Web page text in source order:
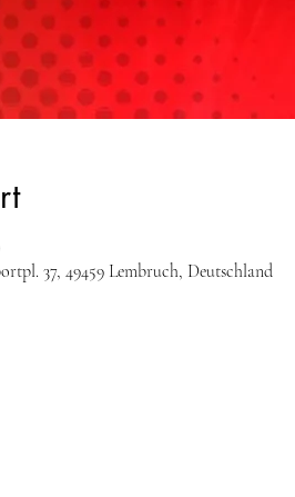
37, 49459 Lembruch, Deutschland